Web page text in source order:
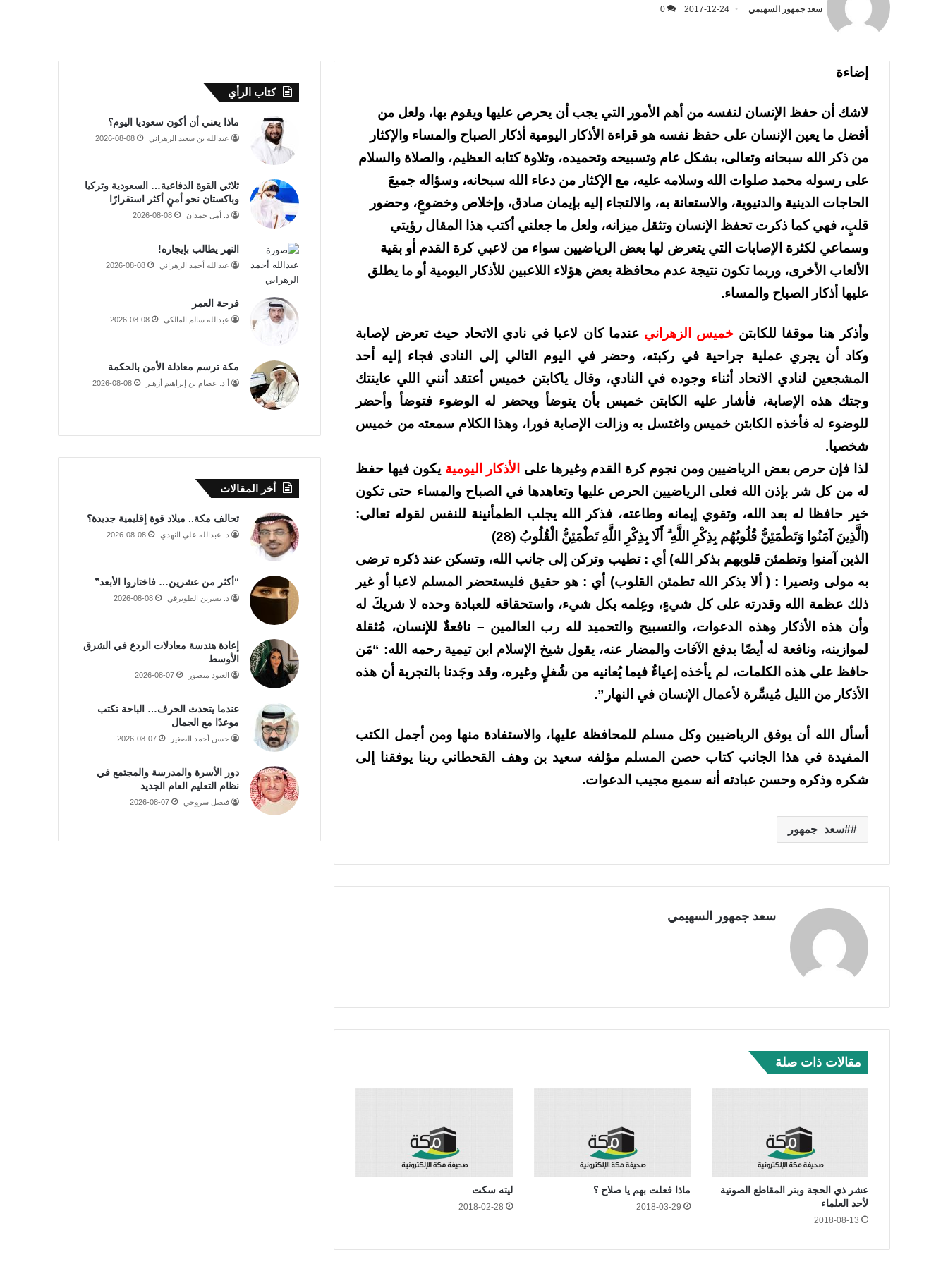
سعد جمهور السهيمي 2017-12-24
0
إضاءة
لاشك أن حفظ الإنسان لنفسه من أهم الأمور التي يجب أن يحرص عليها ويقوم بها، ولعل من
أفضل ما يعين الإنسان على حفظ نفسه هو قراءة الأذكار اليومية أذكار الصباح والمساء والإكثار
من ذكر الله سبحانه وتعالى، بشكل عام وتسبيحه وتحميده، وتلاوة كتابه العظيم، والصلاة والسلام
على رسوله محمد صلوات الله وسلامه عليه، مع الإكثار من دعاء الله سبحانه، وسؤاله جميعَ
الحاجات الدينية والدنيوية، والاستعانة به، والالتجاء إليه بإيمان صادق، وإخلاص وخضوعٍ، وحضور
قلبٍ، فهي كما ذكرت تحفظ الإنسان وتثقل ميزانه، ولعل ما جعلني أكتب هذا المقال رؤيتي
وسماعي لكثرة الإصابات التي يتعرض لها بعض الرياضيين سواء من لاعبي كرة القدم أو بقية
الألعاب الأخرى، وربما تكون نتيجة عدم محافظة بعض هؤلاء اللاعبين للأذكار اليومية أو ما يطلق
عليها أذكار الصباح والمساء.
وأذكر هنا موقفا للكابتن خميس الزهراني عندما كان لاعبا في نادي الاتحاد حيث تعرض لإصابة
وكاد أن يجري عملية جراحية في ركبته، وحضر في اليوم التالي إلى النادى فجاء إليه أحد
المشجعين لنادي الاتحاد أثناء وجوده في النادي، وقال ياكابتن خميس أعتقد أنني اللي عاينتك
وجتك هذه الإصابة، فأشار عليه الكابتن خميس بأن يتوضأ ويحضر له الوضوء فتوضأ وأحضر
للوضوء له فأخذه الكابتن خميس واغتسل به وزالت الإصابة فورا، وهذا الكلام سمعته من خميس
شخصيا.
لذا فإن حرص بعض الرياضيين ومن نجوم كرة القدم وغيرها على
الأذكار اليومية يكون فيها حفظ
له من كل شر بإذن الله فعلى الرياضيين الحرص عليها وتعاهدها في الصباح والمساء حتى تكون
خير حافظا له بعد الله، وتقوي إيمانه وطاعته، فذكر الله يجلب الطمأنينة للنفس لقوله تعالى:
(الَّذِينَ آمَنُوا وَتَطْمَئِنُّ قُلُوبُهُم بِذِكْرِ اللَّهِ ۗ أَلَا بِذِكْرِ اللَّهِ تَطْمَئِنُّ الْقُلُوبُ (28)
الذين آمنوا وتطمئن قلوبهم بذكر الله) أي : تطيب وتركن إلى جانب الله، وتسكن عند ذكره ترضى
به مولى ونصيرا : ( ألا بذكر الله تطمئن القلوب) أي : هو حقيق فليستحضر المسلم لاعبا أو غير
ذلك عظمة الله وقدرته على كل شيءٍ، وعِلمه بكل شيء، واستحقاقه للعبادة وحده لا شريكَ له
وأن هذه الأذكار وهذه الدعوات، والتسبيح والتحميد لله رب العالمين – نافعةٌ للإنسان، مُثقلة
لموازينه، ونافعة له أيضًا بدفع الآفات والمضار عنه، يقول شيخ الإسلام ابن تيمية رحمه الله: “مَن
حافظ على هذه الكلمات، لم يأخذه إعياءٌ فيما يُعانيه من شُغلٍ وغيره، وقد وجَدنا بالتجربة أن هذه
الأذكار من الليل مُيسِّرة لأعمال الإنسان في النهار”.
أسأل الله أن يوفق الرياضيين وكل مسلم للمحافظة عليها، والاستفادة منها ومن أجمل الكتب
المفيدة في هذا الجانب كتاب حصن المسلم مؤلفه سعيد بن وهف القحطاني ربنا يوفقنا إلى
شكره وذكره وحسن عبادته أنه سميع مجيب الدعوات.
#سعد_جمهور
سعد جمهور السهيمي
مقالات ذات صلة
عشر ذي الحجة وبتر المقاطع الصوتية
لأحد العلماء
2018-08-13
ماذا فعلت بهم يا صلاح ؟
2018-03-29
ليته سكت
2018-02-28
كتاب الرأي
ماذا يعني أن أكون سعوديا اليوم؟
عبدالله بن سعيد الزهراني 2026-08-08
ثلاثي القوة الدفاعية… السعودية وتركيا
وباكستان نحو أمنٍ أكثر استقرارًا
د. أمل حمدان 2026-08-08
النهر يطالب بإيجاره!
عبدالله أحمد الزهراني 2026-08-08
فرحة العمر
عبدالله سالم المالكي 2026-08-08
مكة ترسم معادلة الأمن بالحكمة
أ.د. عصام بن إبراهيم أزهـر 2026-08-08
أخر المقالات
تحالف مكة.. ميلاد قوة إقليمية جديدة؟
د. عبدالله علي النهدي 2026-08-08
“أكثر من عشرين… فاختاروا الأبعد”
د. نسرين الطويرقي 2026-08-08
إعادة هندسة معادلات الردع في الشرق
الأوسط
العنود منصور 2026-08-07
عندما يتحدث الحرف… الباحة تكتب
موعدًا مع الجمال
حسن أحمد الصغير 2026-08-07
دور الأسرة والمدرسة والمجتمع في
نظام التعليم العام الجديد
فيصل سروجي 2026-08-07